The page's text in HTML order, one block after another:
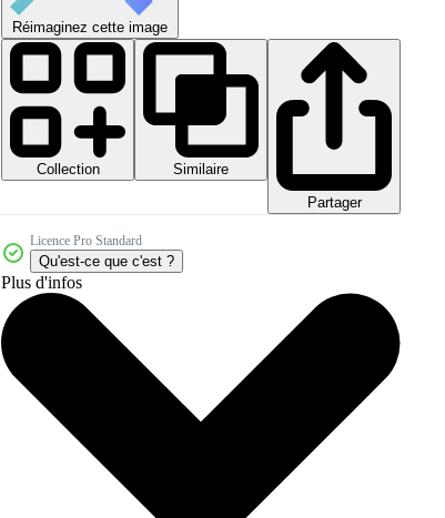
Réimaginez cette image
Collection
Similaire
Partager
Licence Pro Standard
Qu'est-ce que c'est ?
Plus d'infos